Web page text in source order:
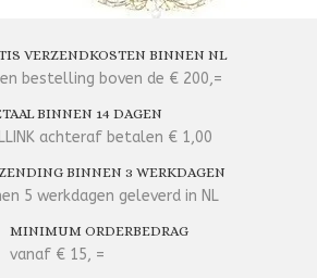
VERZENDKOSTEN BINNEN NL
bestelling boven de € 200,=
BINNEN 14 DAGEN
achteraf betalen € 1,00
BINNEN 3 WERKDAGEN
5 werkdagen geleverd in NL
MINIMUM ORDERBEDRAG
vanaf € 15, =